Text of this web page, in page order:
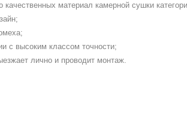
качественных материал камерной сушки
с высоким классом точности;
лично и проводит монтаж.